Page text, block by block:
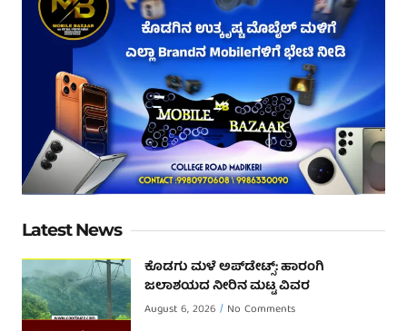
Latest News
ಕೊಡಗು ಮಳೆ ಅಪ್‌ಡೇಟ್ಸ್: ಹಾರಂಗಿ
ಜಲಾಶಯದ ನೀರಿನ ಮಟ್ಟ ವಿವರ
August 6, 2026 No Comments